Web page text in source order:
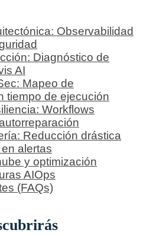
Observabilidad
Diagnóstico de
AI
Mapeo de
tiempo de ejecución
Workflows
Reducción drástica
alertas
y optimización
AIOps
(FAQs)